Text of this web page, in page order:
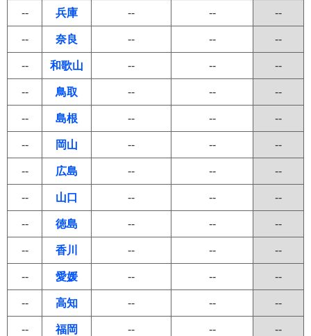
-- 兵庫 -- -- --
-- 奈良 -- -- --
-- 和歌山 -- -- --
-- 鳥取 -- -- --
-- 島根 -- -- --
-- 岡山 -- -- --
-- 広島 -- -- --
-- 山口 -- -- --
-- 徳島 -- -- --
-- 香川 -- -- --
-- 愛媛 -- -- --
-- 高知 -- -- --
-- 福岡 -- -- --